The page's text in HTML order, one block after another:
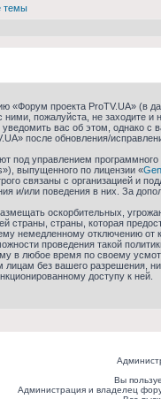
темы
«Форум проекта ProTV.UA» (в
ними, пожалуйста, не заходите
вас об этом, однако с
после обновления/
под управлением программного
выпущенного по лицензии «
связаны с организацией и
и/или поведения в них. За
оскорбительных,
страны, страны, которая
немедленному отключению
проведения такой
в любое время по своему
лицам без вашего разрешения,
доступу к ней.
Вы
Администрация и владелец